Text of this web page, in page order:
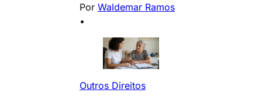
Por Waldemar Ramos
•
Outros Direitos